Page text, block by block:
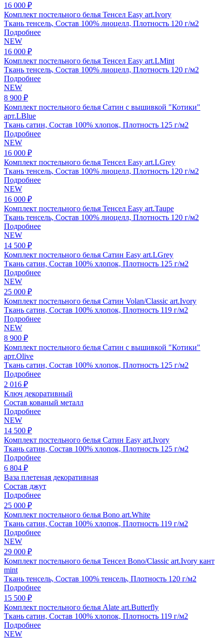
16 000 ₽
Комплект постельного белья Тенсел Easy art.Ivory
Ткань тенсель, Состав 100% лиоцелл, Плотность 120 г/м2
Подробнее
NEW
16 000 ₽
Комплект постельного белья Тенсел Easy art.LMint
Ткань тенсель, Состав 100% лиоцелл, Плотность 120 г/м2
Подробнее
NEW
8 900 ₽
Комплект постельного белья Сатин с вышивкой "Котики"
арт.LBlue
Ткань сатин, Состав 100% хлопок, Плотность 125 г/м2
Подробнее
NEW
16 000 ₽
Комплект постельного белья Тенсел Easy art.LGrey
Ткань тенсель, Состав 100% лиоцелл, Плотность 120 г/м2
Подробнее
NEW
16 000 ₽
Комплект постельного белья Тенсел Easy art.Taupe
Ткань тенсель, Состав 100% лиоцелл, Плотность 120 г/м2
Подробнее
NEW
14 500 ₽
Комплект постельного белья Сатин Easy art.LGrey
Ткань сатин, Состав 100% хлопок, Плотность 125 г/м2
Подробнее
NEW
25 000 ₽
Комплект постельного белья Сатин Volan/Classic art.Ivory
Ткань сатин, Состав 100% хлопок, Плотность 119 г/м2
Подробнее
NEW
8 900 ₽
Комплект постельного белья Сатин с вышивкой "Котики"
арт.Olive
Ткань сатин, Состав 100% хлопок, Плотность 125 г/м2
Подробнее
2 016 ₽
Ключ декоративный
Состав кованый металл
Подробнее
NEW
14 500 ₽
Комплект постельного белья Сатин Easy art.Ivory
Ткань сатин, Состав 100% хлопок, Плотность 125 г/м2
Подробнее
6 804 ₽
Ваза плетеная декоративная
Состав джут
Подробнее
25 000 ₽
Комплект постельного белья Bono art.White
Ткань сатин, Состав 100% хлопок, Плотность 119 г/м2
Подробнее
NEW
29 000 ₽
Комплект постельного белья Тенсел Bono/Classic art.Ivory кант
mint
Ткань тенсель, Состав 100% тенсель, Плотность 120 г/м2
Подробнее
15 500 ₽
Комплект постельного белья Alate art.Butterfly
Ткань сатин, Состав 100% хлопок, Плотность 119 г/м2
Подробнее
NEW